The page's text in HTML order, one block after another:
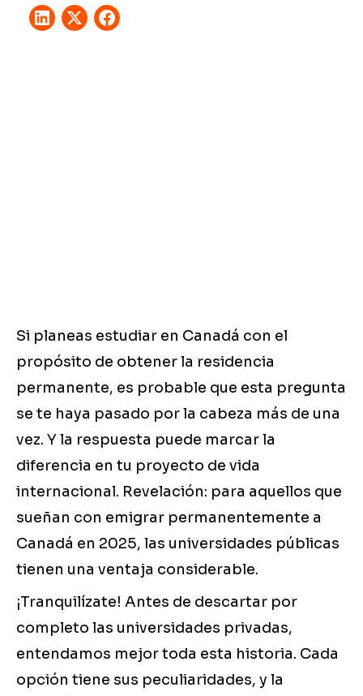
Si planeas estudiar en Canadá con el
propósito de obtener la residencia
permanente, es probable que esta pregunta
se te haya pasado por la cabeza más de una
vez. Y la respuesta puede marcar la
diferencia en tu proyecto de vida
internacional. Revelación: para aquellos que
sueñan con emigrar permanentemente a
Canadá en 2025, las universidades públicas
tienen una ventaja considerable.
¡Tranquilízate! Antes de descartar por
completo las universidades privadas,
entendamos mejor toda esta historia. Cada
opción tiene sus peculiaridades, y la